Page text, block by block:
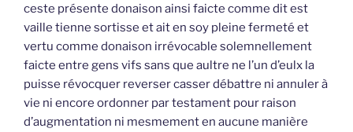
ceste présente donaison ainsi faicte comme dit est
vaille tienne sortisse et ait en soy pleine fermeté et
vertu comme donaison irrévocable solemnellement
faicte entre gens vifs sans que aultre ne l’un d’eulx la
puisse révocquer reverser casser débattre ni annuler à
vie ni encore ordonner par testament pour raison
d’augmentation ni mesmement en aucune manière